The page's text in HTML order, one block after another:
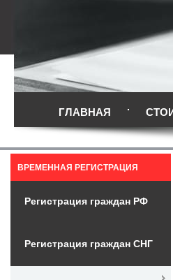
ГЛАВНАЯ
ВРЕМЕННАЯ РЕГИСТРАЦИЯ
Регистрация граждан РФ
Регистрация граждан СНГ